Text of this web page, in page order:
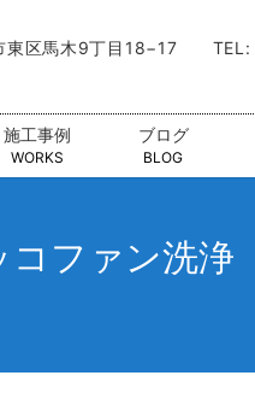
東区馬木9丁目18−17 TEL:
施工事例
WORKS
ブログ
BLOG
コファン洗浄